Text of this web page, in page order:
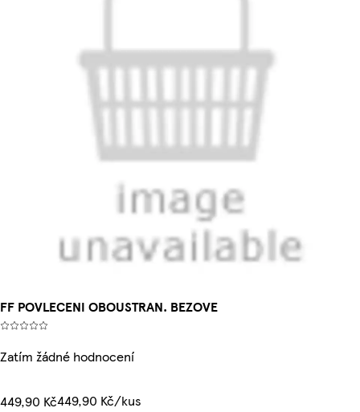
FF POVLECENI OBOUSTRAN. BEZOVE
Zatím žádné hodnocení
449,90 Kč449,90 Kč/kus